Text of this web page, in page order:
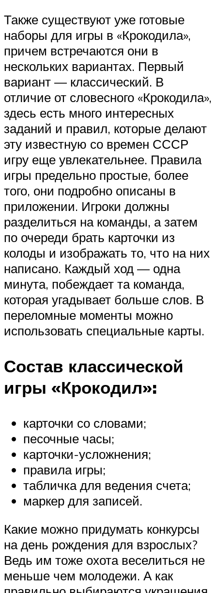
Также существуют уже готовые
наборы для игры в «Крокодила»,
причем встречаются они в
нескольких вариантах. Первый
вариант — классический. В
отличие от словесного «Крокодила»,
здесь есть много интересных
заданий и правил, которые делают
эту известную со времен СССР
игру еще увлекательнее. Правила
игры предельно простые, более
того, они подробно описаны в
приложении. Игроки должны
разделиться на команды, а затем
по очереди брать карточки из
колоды и изображать то, что на них
написано. Каждый ход — одна
минута, побеждает та команда,
которая угадывает больше слов. В
переломные моменты можно
использовать специальные карты.
Состав классической
игры «Крокодил»:
карточки со словами;
песочные часы;
карточки-усложнения;
правила игры;
табличка для ведения счета;
маркер для записей.
Какие можно придумать конкурсы
на день рождения для взрослых?
Ведь им тоже охота веселиться не
меньше чем молодежи. А как